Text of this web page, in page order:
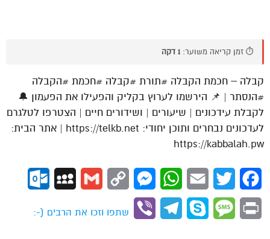
⏱️ זמן קריאה משוער: 1 דקה
קבלה – חכמת הקבלה #תורת #קבלה #חכמת #הקבלה
#הנסתר | 📌 הירשמו לערוץ בקליק והפעילו את הפעמון 🔔
לקבלת עידכונים | שיעורים | ושידורים חיים | הצטרפו לטלגרם
לעדכונים נבחרים ותוכן יחודי: https://telkb.net | אתר הבית:
https://kabbalah.pw
Facebook
Twitter
Email
WhatsApp
Messenger
Copy
Gmail
MySpace
Print
Message
Skype
Telegram
Viber
שתפו וזכו את הרבים (-: